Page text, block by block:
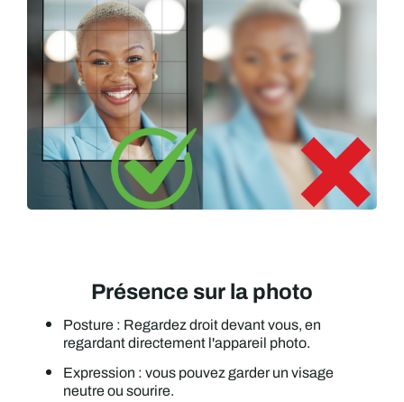
Présence sur la photo
Posture : Regardez droit devant vous, en
regardant directement l'appareil photo.
Expression : vous pouvez garder un visage
neutre ou sourire.